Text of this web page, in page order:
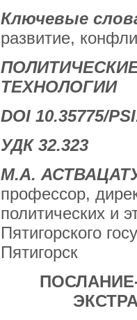
Ключевые
развитие,
ТЕХНОЛОГИИ
DOI 10.35775/
УДК 32.323
М.А.
профессор,
политических и
Пятигорского
Пятигорск